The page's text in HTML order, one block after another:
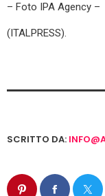
– Foto IPA Agency –
(ITALPRESS).
SCRITTO DA: